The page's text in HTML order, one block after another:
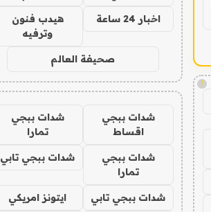
!
اخبار 24 ساعة
هيدب فنون
وترفيه
صحيفة العالم
شدات ببجي
اقساط
شدات ببجي
تمارا
شدات ببجي
تمارا
شدات ببجي تابي
شدات ببجي تابي ايتونز امريكي